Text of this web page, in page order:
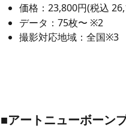
価格：23,800円(税込
データ：75枚〜 ※2
撮影対応地域：全国※3
■アートニューボーン